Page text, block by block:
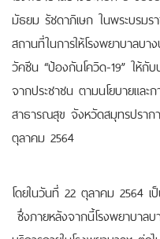
มัธยม รัชดาภิเษก ในพระบรมร
สถานที่ในการให้โรงพยาบาลบ
วัคซีน “ป้องกันโควิด-19” ให้กับ
จากประชาชน ตามนโยบายและ
สาธารณสุข จังหวัดสมุทรปรา
ตุลาคม 2564
โดยในวันที่ 22 ตุลาคม 2564 เ
ซึ่งภายหลังจากนี้โรงพยาบา